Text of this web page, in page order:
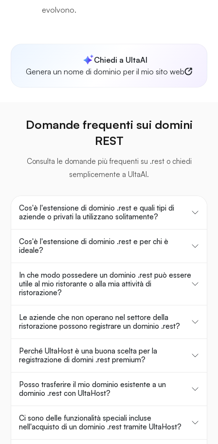
evolvono.
Chiedi a UltaAI
Genera un nome di dominio per il mio sito web
Domande frequenti sui domini
REST
Consulta le domande più frequenti su .rest o chiedi
semplicemente a UltaAI.
Cos'è l'estensione di dominio .rest e quali tipi di
aziende o privati la utilizzano solitamente?
Cos'è l'estensione di dominio .rest e per chi è
ideale?
In che modo possedere un dominio .rest può essere
utile al mio ristorante o alla mia attività di
ristorazione?
Le aziende che non operano nel settore della
ristorazione possono registrare un dominio .rest?
Perché UltaHost è una buona scelta per la
registrazione di domini .rest premium?
Posso trasferire il mio dominio esistente a un
dominio .rest con UltaHost?
Ci sono delle funzionalità speciali incluse
nell'acquisto di un dominio .rest tramite UltaHost?